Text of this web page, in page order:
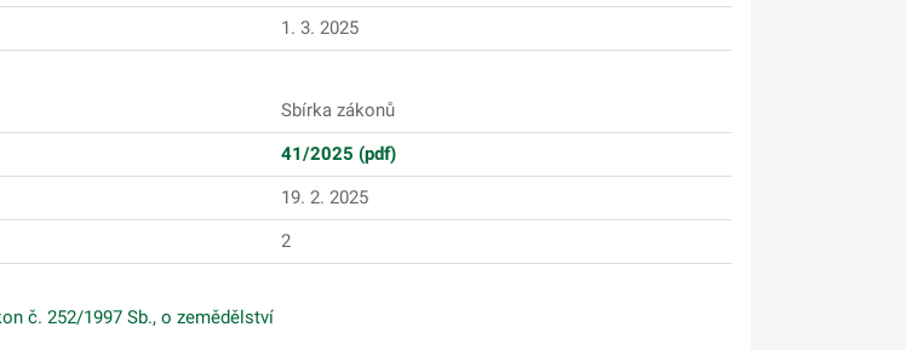
1. 3. 2025
Sbírka zákonů
41/2025 (pdf)
19. 2. 2025
2
č. 252/1997 Sb., o zemědělství